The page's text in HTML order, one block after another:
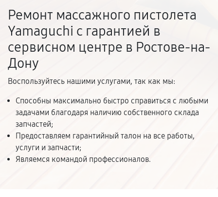
Ремонт массажного пистолета
Yamaguchi с гарантией в
сервисном центре в Ростове-на-
Дону
Воспользуйтесь нашими услугами, так как мы:
Способны максимально быстро справиться с любыми
задачами благодаря наличию собственного склада
запчастей;
Предоставляем гарантийный талон на все работы,
услуги и запчасти;
Являемся командой профессионалов.